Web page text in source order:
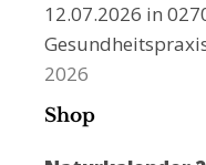
12.07.2026 in
2026
Shop